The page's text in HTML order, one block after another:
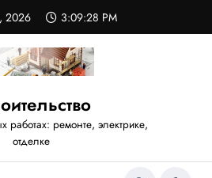
2026 3:09:28 PM
работах: ремонте, электрике,
отделке